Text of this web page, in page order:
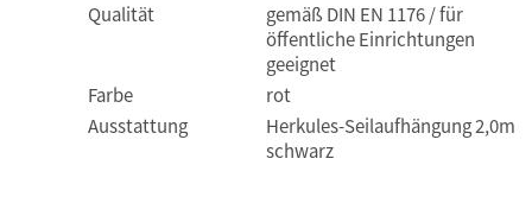
Qualität
gemäß DIN EN 1176 / für
öffentliche Einrichtungen
geeignet
Farbe
rot
Ausstattung
Herkules-Seilaufhängung 2,0m
schwarz